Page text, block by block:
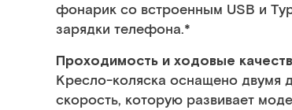
фонарик со встроенным USB и
зарядки телефона.*
Проходимость и ходовые
Кресло-коляска оснащено двумя
скорость, которую развивает